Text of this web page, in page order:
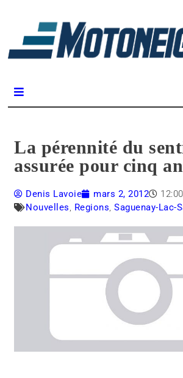
La pérennité du
assurée pour cinq
Denis Lavoie mars 2, 2012
Nouvelles, Regions,Saguenay-Lac-